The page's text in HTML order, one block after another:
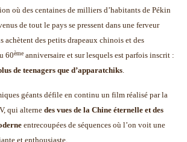
où des centaines de milliers d’habitants de Pékin
de tout le pays se pressent dans une ferveur
achètent des petits drapeaux chinois et des
60ème anniversaire et sur lesquels est parfois inscrit :
de teenagers que d’apparatchiks.
géants défile en continu un film réalisé par la
qui alterne des vues de la Chine éternelle et des
entrecoupées de séquences où l’on voit une
et enthousiaste.